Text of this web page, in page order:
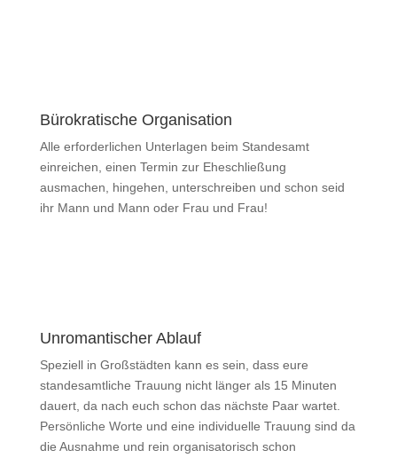
Bürokratische Organisation
Alle erforderlichen Unterlagen beim Standesamt
einreichen, einen Termin zur Eheschließung
ausmachen, hingehen, unterschreiben und schon seid
ihr Mann und Mann oder Frau und Frau!
Unromantischer Ablauf
Speziell in Großstädten kann es sein, dass eure
standesamtliche Trauung nicht länger als 15 Minuten
dauert, da nach euch schon das nächste Paar wartet.
Persönliche Worte und eine individuelle Trauung sind da
die Ausnahme und rein organisatorisch schon